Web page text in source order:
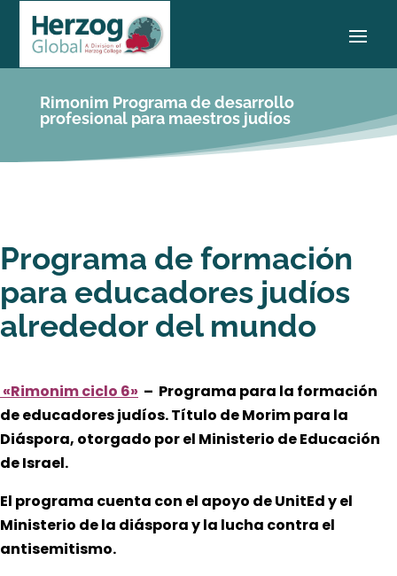
Rimonim Programa de desarrollo
profesional para maestros judíos
Programa de formación
para educadores judíos
alrededor del mundo
«Rimonim ciclo 6» – Programa para la formación
de educadores judíos. Título de Morim para la
Diáspora, otorgado por el Ministerio de Educación
de Israel.
El programa cuenta con el apoyo de UnitEd y el
Ministerio de la diáspora y la lucha contra el
antisemitismo.